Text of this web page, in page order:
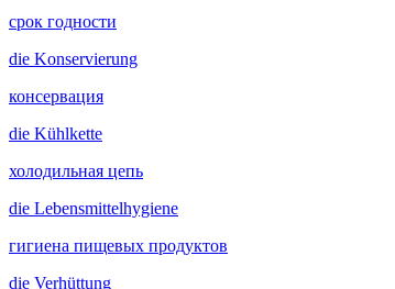
срок годности
die Konservierung
консервация
die Kühlkette
холодильная цепь
die Lebensmittelhygiene
гигиена пищевых продуктов
die Verhüttung